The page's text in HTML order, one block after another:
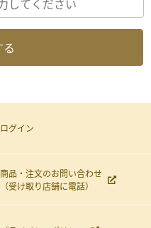
ログイン
商品・注文のお問い合わせ
（受け取り店舗に電話）